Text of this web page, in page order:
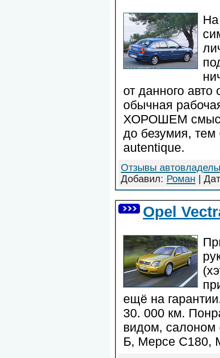
от данного
обычная
ХОРОШЕМ
до безумия, тем
autentique.
Отзывы
Добавил: Роман |
Opel
ещё на
30. 000 км.
видом, салоном
Б, Мерсе С180,